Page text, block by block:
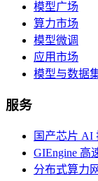
模型广场
算力市场
模型微调
应用市场
模型与数据
服务
国产芯片 AI
GIEngine 高
分布式算力